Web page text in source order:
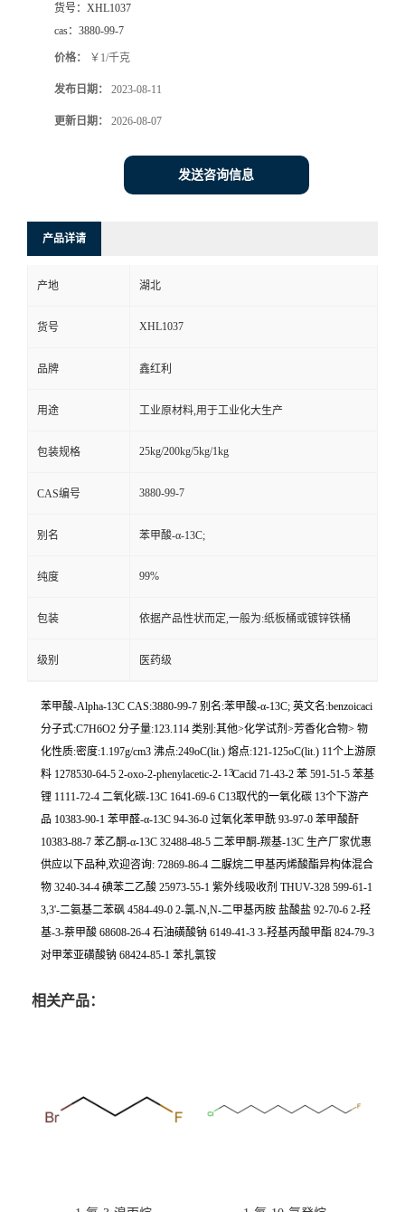
货号： XHL1037
cas： 3880-99-7
价格： ￥1/千克
发布日期： 2023-08-11
更新日期： 2026-08-07
发送咨询信息
产品详请
产地 湖北
货号 XHL1037
品牌 鑫红利
用途 工业原材料,用于工业化大生产
包装规格 25kg/200kg/5kg/1kg
CAS编号 3880-99-7
别名 苯甲酸-α-13C;
纯度 99%
包装 依据产品性状而定,一般为:纸板桶或镀锌铁桶
级别 医药级
苯甲酸-Alpha-13C CAS:3880-99-7 别名:苯甲酸-α-13C; 英文名:benzoicaci
分子式:C7H6O2 分子量:123.114 类别:其他>化学试剂>芳香化合物> 物
化性质:密度:1.197g/cm3 沸点:249oC(lit.) 熔点:121-125oC(lit.) 11个上游原
料 1278530-64-5 2-oxo-2-phenylacetic-2- 13Cacid 71-43-2 苯 591-51-5 苯基
锂 1111-72-4 二氧化碳-13C 1641-69-6 C13取代的一氧化碳 13个下游产
品 10383-90-1 苯甲醛-α-13C 94-36-0 过氧化苯甲酰 93-97-0 苯甲酸酐
10383-88-7 苯乙酮-α-13C 32488-48-5 二苯甲酮-羰基-13C 生产厂家优惠
供应以下品种,欢迎咨询: 72869-86-4 二脲烷二甲基丙烯酸酯异构体混合
物 3240-34-4 碘苯二乙酸 25973-55-1 紫外线吸收剂 THUV-328 599-61-1
3,3'-二氨基二苯砜 4584-49-0 2-氯-N,N-二甲基丙胺 盐酸盐 92-70-6 2-羟
基-3-萘甲酸 68608-26-4 石油磺酸钠 6149-41-3 3-羟基丙酸甲酯 824-79-3
对甲苯亚磺酸钠 68424-85-1 苯扎氯铵
相关产品：